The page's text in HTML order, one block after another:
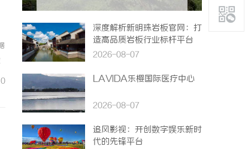
0
化发展新趋势
深度解析新明珠岩板官网：打
造高品质岩板行业标杆平台
2026-08-07
LAVIDA乐樱国际医疗中心
2026-08-07
追风影视：开创数字娱乐新时
代的先锋平台